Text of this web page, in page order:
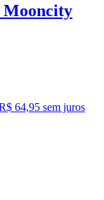
Mooncity
64,95 sem juros